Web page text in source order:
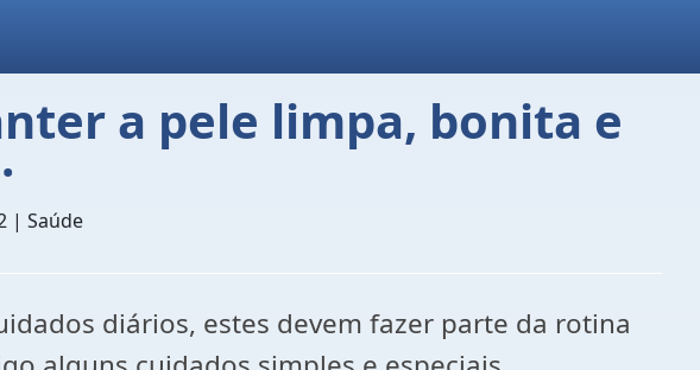
a pele limpa, bonita e
| Saúde
diários, estes devem fazer parte da rotina